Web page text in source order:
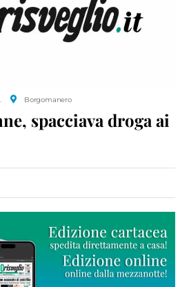
Borgomanero
spacciava droga ai